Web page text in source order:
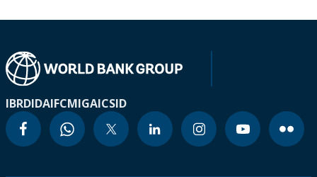
IBRDIDAIFCMIGAICSID